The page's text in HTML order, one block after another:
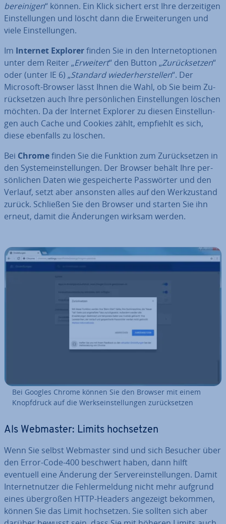
be­rei­ni­gen“ können. Ein Klick sichert erst Ihre der­zei­ti­gen
Ein­stel­lun­gen und löscht dann die Er­wei­te­run­gen und
viele Ein­stel­lun­gen.
Im Internet Explorerfinden Sie in den In­ter­net­op­tio­nen
unter dem Reiter „Erweitert“ den Button „Zu­rück­set­zen“
oder (unter IE 6) „Standard wie­der­her­stel­len“. Der
Microsoft-Browser lässt Ihnen die Wahl, ob Sie beim Zu­
rück­set­zen auch Ihre per­sön­li­chen Ein­stel­lun­gen löschen
möchten. Da der Internet Explorer zu diesen Ein­stel­lun­
gen auch Cache und Cookies zählt, empfiehlt es sich,
diese ebenfalls zu löschen.
Bei Chromefinden Sie die Funktion zum Zu­rück­set­zen in
den Sys­tem­ein­stel­lun­gen. Der Browser behält Ihre per­
sön­li­chen Daten wie ge­spei­cher­te Pass­wör­ter und den
Verlauf, setzt aber ansonsten alles auf den Werk­zu­stand
zurück. Schließen Sie den Browser und starten Sie ihn
erneut, damit die Än­de­run­gen wirksam werden.
Bei Googles Chrome können Sie den Browser mit einem
Knopf­druck auf die Werks­ein­stel­lun­gen zu­rück­set­zen
Als Webmaster: Limits hoch­set­zen
Wenn Sie selbst Webmaster sind und sich Besucher über
den Error-Code-400 beschwert haben, dann hilft
eventuell eine Änderung der Ser­ver­ein­stel­lun­gen. Damit
In­ter­net­nut­zer die Feh­ler­mel­dung nicht mehr aufgrund
eines über­gro­ßen HTTP-Headers angezeigt bekommen,
können Sie das Limit hoch­set­zen. Sie sollten sich aber